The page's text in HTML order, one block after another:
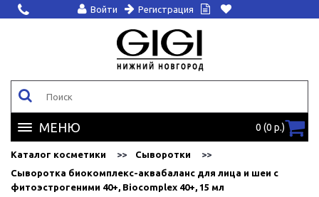
Войти Регистрация
МЕНЮ 0 (0 р.)
Каталог косметики
Сыворотки
Сыворотка биокомплекс-аквабаланс для лица и шеи с
фитоэстрогеними 40+, Biocomplex 40+, 15 мл